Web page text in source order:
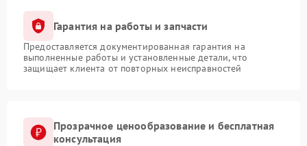
Гарантия на работы и запчасти
Предоставляется документированная гарантия на
выполненные работы и установленные детали, что
защищает клиента от повторных неисправностей
Прозрачное ценообразование и бесплатная
консультация